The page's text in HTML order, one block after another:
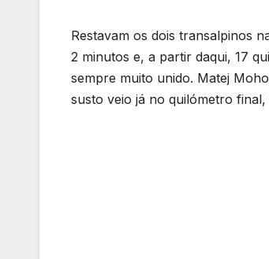
Restavam os dois transalpinos
2 minutos e, a partir daqui, 17
sempre muito unido. Matej
susto veio já no quilómetro